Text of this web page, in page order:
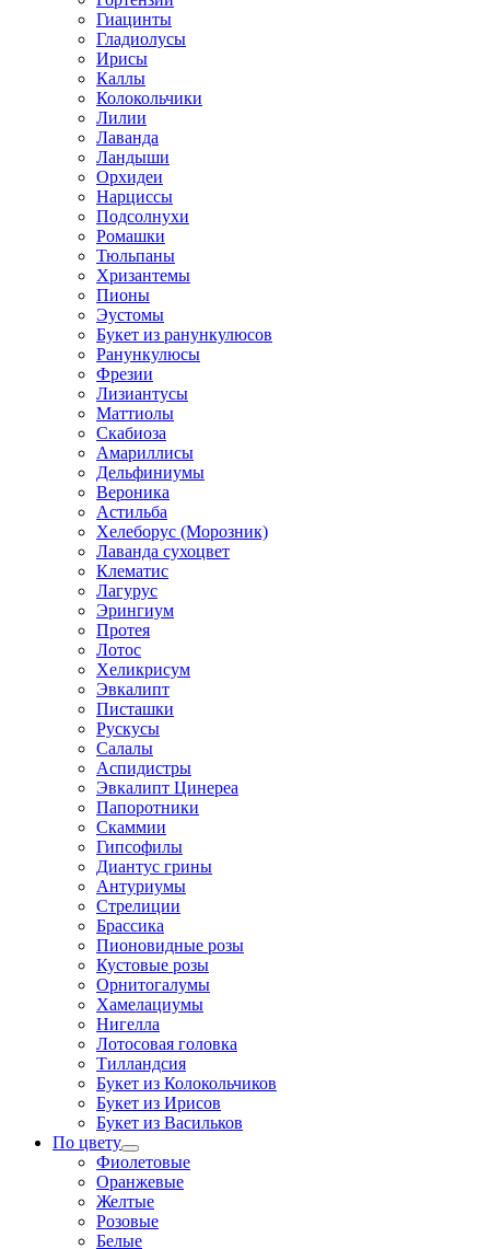
Гиацинты
Гладиолусы
Ирисы
Каллы
Колокольчики
Лилии
Лаванда
Ландыши
Орхидеи
Нарциссы
Подсолнухи
Ромашки
Тюльпаны
Хризантемы
Пионы
Эустомы
Букет из ранункулюсов
Ранункулюсы
Фрезии
Лизиантусы
Маттиолы
Скабиоза
Амариллисы
Дельфиниумы
Вероника
Астильба
Хелеборус (Морозник)
Лаванда сухоцвет
Клематис
Лагурус
Эрингиум
Протея
Лотос
Хеликрисум
Эвкалипт
Писташки
Рускусы
Салалы
Аспидистры
Эвкалипт Цинереа
Папоротники
Скаммии
Гипсофилы
Диантус грины
Антуриумы
Стрелиции
Брассика
Пионовидные розы
Кустовые розы
Орнитогалумы
Хамелациумы
Нигелла
Лотосовая головка
Тилландсия
Букет из Колокольчиков
Букет из Ирисов
Букет из Васильков
По цвету
Фиолетовые
Оранжевые
Желтые
Розовые
Белые